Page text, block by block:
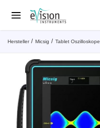
Hersteller Micsig Tablet Oszilloskope